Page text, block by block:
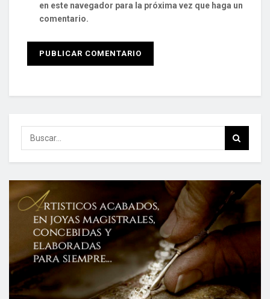
en este navegador para la próxima vez que haga un
comentario.